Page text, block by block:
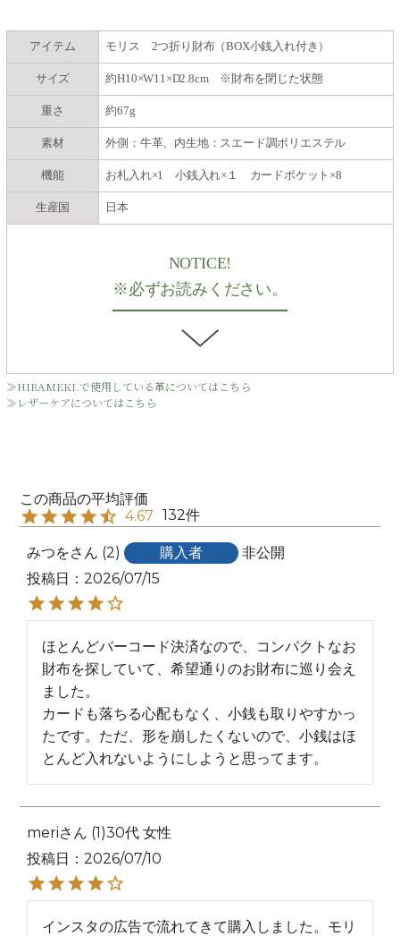
アイテム モリス 2つ折り財布（BOX小銭入れ付き）
サイズ 約H10×W11×D2.8cm ※財布を閉じた状態
重さ 約67g
素材 外側：牛革、内生地：スエード調ポリエステル
機能 お札入れ×1 小銭入れ×１ カードポケット×8
生産国 日本
NOTICE!
※必ずお読みください。
≫HIRAMEKI.で使用している革についてはこちら
≫レザーケアについてはこちら
4.67 132
みつを 2 購入者
非公開
投稿日
2026/07/15
ほとんどバーコード決済なので、コンパクトなお
財布を探していて、希望通りのお財布に巡り会え
ました。
カードも落ちる心配もなく、小銭も取りやすかっ
たです。ただ、形を崩したくないので、小銭はほ
とんど入れないようにしようと思ってます。
meri 1 30代 女性
投稿日
2026/07/10
インスタの広告で流れてきて購入しました。モリ